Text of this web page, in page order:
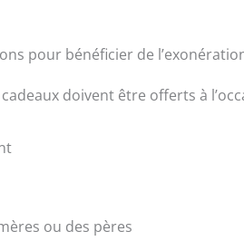
pour bénéficier de
doivent être offerts à
ou des pères